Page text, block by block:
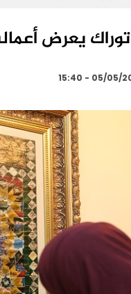
يعرض
05/05/2021 -